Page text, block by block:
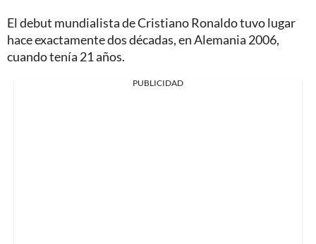
El debut mundialista de Cristiano Ronaldo tuvo lugar
hace exactamente dos décadas, en Alemania 2006,
cuando tenía 21 años.
PUBLICIDAD